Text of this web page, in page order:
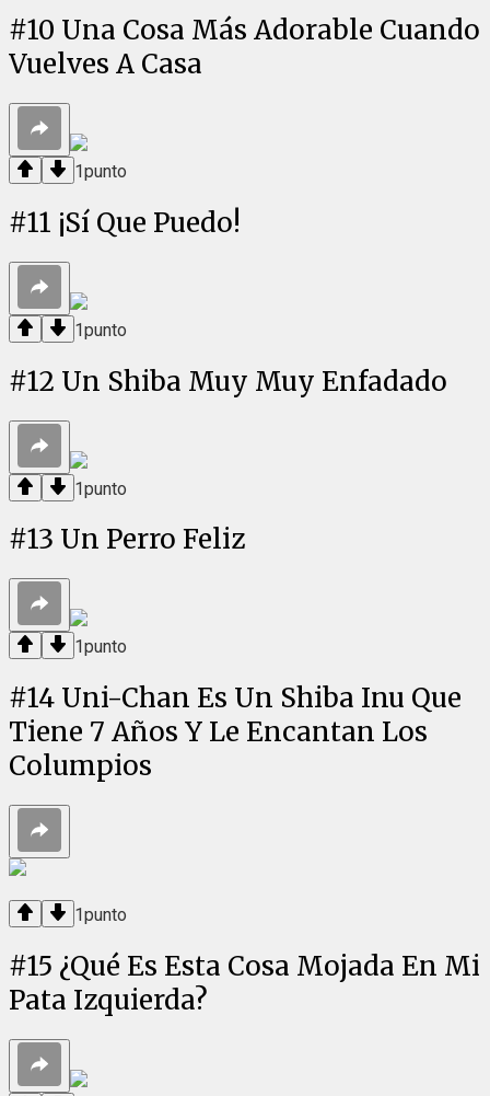
#10 Una Cosa Más Adorable Cuando
Vuelves A Casa
1punto
#11 ¡Sí Que Puedo!
1punto
#12 Un Shiba Muy Muy Enfadado
1punto
#13 Un Perro Feliz
1punto
#14 Uni-Chan Es Un Shiba Inu Que
Tiene 7 Años Y Le Encantan Los
Columpios
1punto
#15 ¿Qué Es Esta Cosa Mojada En Mi
Pata Izquierda?